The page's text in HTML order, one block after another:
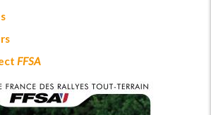
FFSA